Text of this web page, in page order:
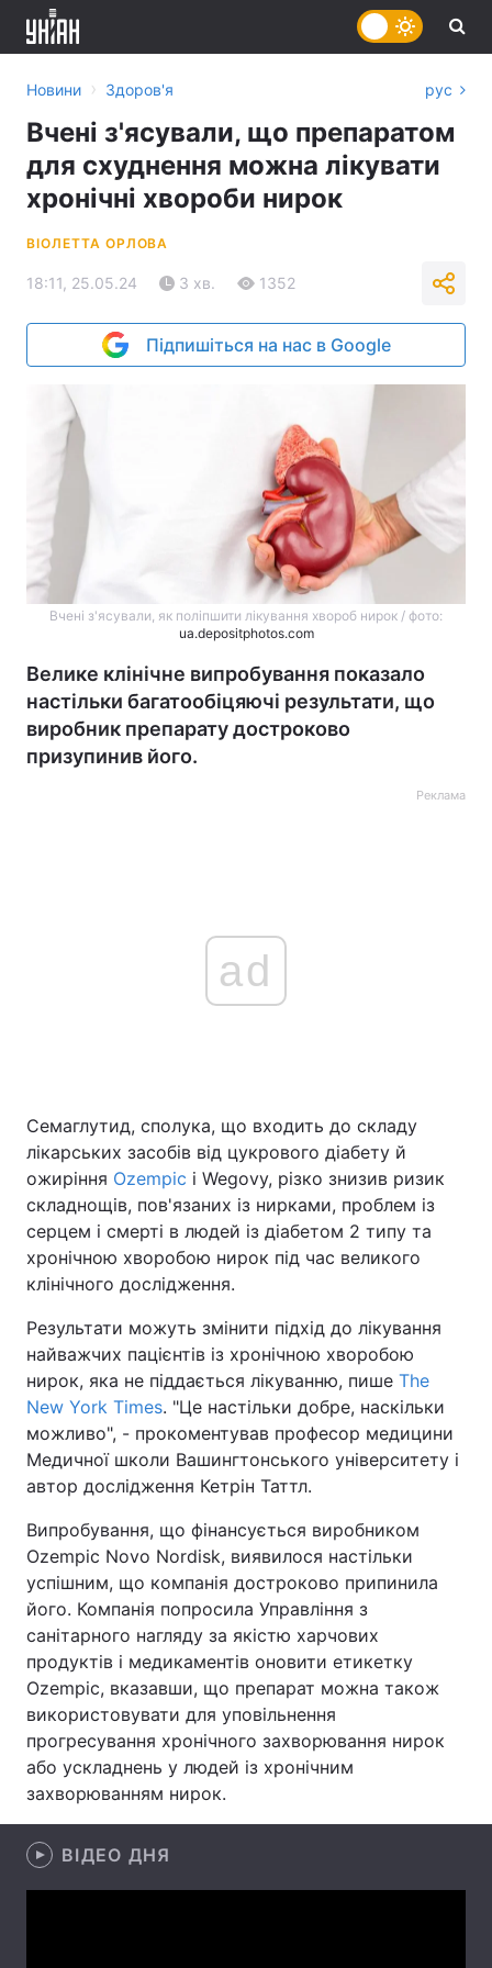
Україна Політика
Економіка Світ
Наука
Техно і зв'язок Лайт
Інциденти
Здоров'я Туризм
Цікавинки Погода
Екологія Регіони
Відео з Youtube Статті
Інтерв'ю
Архів Вакансії
Контакти
Послуги
Новини › Здоров'я рус
Вчені з'ясували, що препаратом
для схуднення можна лікувати
хронічні хвороби нирок
ВІОЛЕТТА ОРЛОВА
18:11, 25.05.24 3 хв. 1352
Підпишіться на нас в Google
Вчені з'ясували, як поліпшити лікування хвороб нирок / фото:
ua.depositphotos.com
Велике клінічне випробування показало
настільки багатообіцяючі результати, що
виробник препарату достроково
призупинив його.
Реклама
ad
Семаглутид, сполука, що входить до складу
лікарських засобів від цукрового діабету й
ожиріння Ozempic і Wegovy, різко знизив ризик
складнощів, пов'язаних із нирками, проблем із
серцем і смерті в людей із діабетом 2 типу та
хронічною хворобою нирок під час великого
клінічного дослідження.
Результати можуть змінити підхід до лікування
найважчих пацієнтів із хронічною хворобою
нирок, яка не піддається лікуванню, пише The
New York Times. "Це настільки добре, наскільки
можливо", - прокоментував професор медицини
Медичної школи Вашингтонського університету і
автор дослідження Кетрін Таттл.
Випробування, що фінансується виробником
Ozempic Novo Nordisk, виявилося настільки
успішним, що компанія достроково припинила
його. Компанія попросила Управління з
санітарного нагляду за якістю харчових
продуктів і медикаментів оновити етикетку
Ozempic, вказавши, що препарат можна також
використовувати для уповільнення
прогресування хронічного захворювання нирок
або ускладнень у людей із хронічним
захворюванням нирок.
ВІДЕО ДНЯ